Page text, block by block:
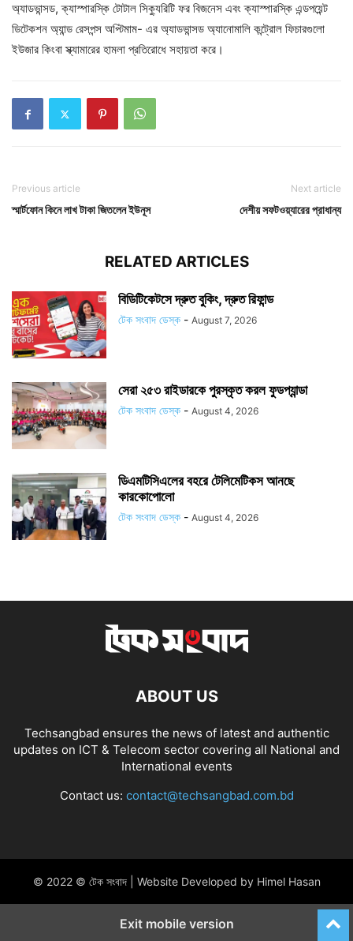
অ্যাডভান্সড, ক্যাস্পারস্কি টোটাল সিক্যুরিটি ফর বিজনেস এবং ক্যাস্পারস্কি এন্ডপয়েন্ট
ডিটেকশন অ্যান্ড রেসপন্স অপ্টিমাম- এর অ্যাডভান্সড অ্যানোমালি কন্ট্রোল ফিচারগুলো
ইউজার কিংবা স্ক্যামারের হামলা প্রতিরোধে সহায়তা করে।
Previous article
স্মার্টফোন কিনে লাখ টাকা জিতলেন ইউনূস
Next article
দেশীয় সফটওয়্যারের প্রাধান্য
RELATED ARTICLES
বিডিটিকেটসে দ্রুত বুকিং, দ্রুত রিফান্ড
টেক সংবাদ ডেস্ক - August 7, 2026
সেরা ২৫৩ রাইডারকে পুরস্কৃত করল ফুডপ্যান্ডা
টেক সংবাদ ডেস্ক - August 4, 2026
ডিএমটিসিএলের বহরে টেলিমেটিকস আনছে
কারকোপোলো
টেক সংবাদ ডেস্ক - August 4, 2026
ABOUT US
Techsangbad ensures the news of latest and authentic
updates on ICT & Telecom sector covering all National and
International events
Contact us: contact@techsangbad.com.bd
© 2022 © টেক সংবাদ | Website Developed by Himel Hasan
Exit mobile version